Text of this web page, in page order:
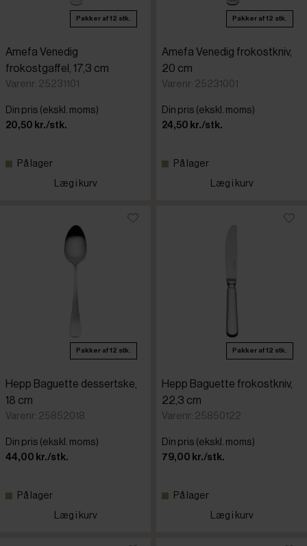
Pakker af 12 stk.
Amefa Venedig
frokostgaffel, 17,3 cm
Varenr: 25231101
Din pris (ekskl. moms)
20,50 kr./stk.
På lager
Læg i kurv
Pakker af 12 stk.
Amefa Venedig frokostkniv,
20 cm
Varenr: 25231001
Din pris (ekskl. moms)
24,50 kr./stk.
På lager
Læg i kurv
Pakker af 12 stk.
Hepp Baguette dessertske,
18 cm
Varenr: 25852018
Din pris (ekskl. moms)
44,00 kr./stk.
På lager
Læg i kurv
Pakker af 12 stk.
Hepp Baguette frokostkniv,
22,3 cm
Varenr: 25850122
Din pris (ekskl. moms)
79,00 kr./stk.
På lager
Læg i kurv